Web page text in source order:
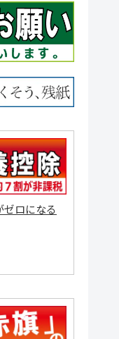
ロになる